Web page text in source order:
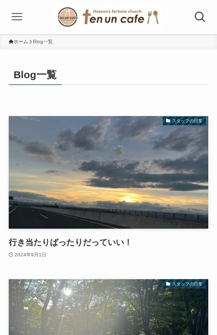
ホーム Blog一覧
Blog一覧
スタッフの日常
行き当たりばったりだっていい！
2024年9月1日
スタッフの日常